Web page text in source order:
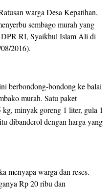
warga Desa Kepatihan,
sembago murah yang
RI, Syaikhul Islam Ali di
2016).
berbondong-bondong ke balai
murah. Satu paket
kg, minyak goreng 1 liter, gula 1
dibanderol dengan harga yang
menyapa warga dan reses.
Rp 20 ribu dan